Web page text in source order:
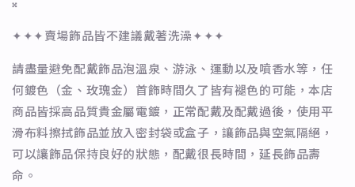
𝄪
✦✦✦賣場飾品皆不建議戴著洗澡✦✦✦
請盡量避免配戴飾品泡溫泉、游泳、運動以及噴香水等，任
何鍍色（金、玫瑰金）首飾時間久了皆有褪色的可能，本店
商品皆採高品質貴金屬電鍍，正常配戴及配戴過後，使用平
滑布料擦拭飾品並放入密封袋或盒子，讓飾品與空氣隔絕，
可以讓飾品保持良好的狀態，配戴很長時間，延長飾品壽
命。